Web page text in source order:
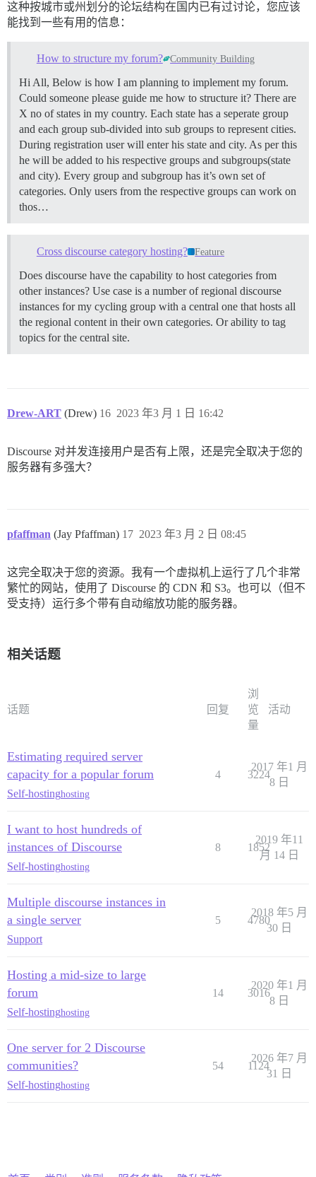
这种按城市或州划分的论坛结构在国内已有过讨论，您应该
能找到一些有用的信息：
How to structure my forum? Community Building
Hi All, Below is how I am planning to implement my forum.
Could someone please guide me how to structure it? There are
X no of states in my country. Each state has a seperate group
and each group sub-divided into sub groups to represent cities.
During registration user will enter his state and city. As per this
he will be added to his respective groups and subgroups(state
and city). Every group and subgroup has it’s own set of
categories. Only users from the respective groups can work on
thos…
Cross discourse category hosting? Feature
Does discourse have the capability to host categories from
other instances? Use case is a number of regional discourse
instances for my cycling group with a central one that hosts all
the regional content in their own categories. Or ability to tag
topics for the central site.
Drew-ART (Drew) 2023 年3 月 1 日 16:42
16
Discourse 对并发连接用户是否有上限，还是完全取决于您的
服务器有多强大？
pfaffman (Jay Pfaffman) 2023 年3 月 2 日 08:45
17
这完全取决于您的资源。我有一个虚拟机上运行了几个非常
繁忙的网站，使用了 Discourse 的 CDN 和 S3。也可以（但不
受支持）运行多个带有自动缩放功能的服务器。
相关话题
话题 回复
浏
览
量
活动
Estimating required server
capacity for a popular forum
Self-hostinghosting
4 3224
2017 年1 月
8 日
I want to host hundreds of
instances of Discourse
Self-hostinghosting
8 1852
2019 年11
月 14 日
Multiple discourse instances in
a single server
Support
5 4780
2018 年5 月
30 日
Hosting a mid-size to large
forum
Self-hostinghosting
14 3016
2020 年1 月
8 日
One server for 2 Discourse
communities?
Self-hostinghosting
54 1124
2026 年7 月
31 日